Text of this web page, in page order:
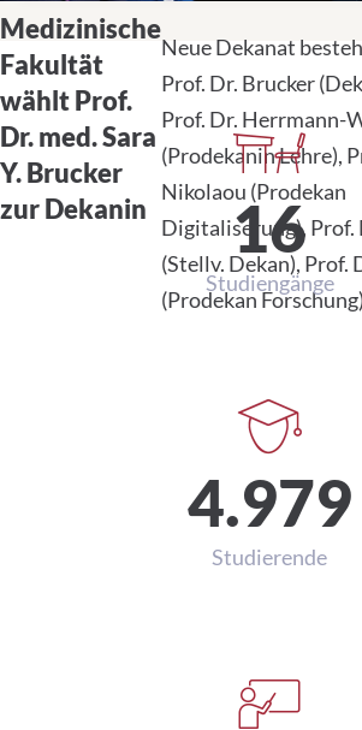
Medizinische
Fakultät
wählt Prof.
Dr. med. Sara
Y. Brucker
zur Dekanin
Neue Dekanat
Prof. Dr. Brucker
Prof. Dr. Herrmann-
(Prodekanin Lehre),
Nikolaou (Prodekan
Digitaliserung), Prof.
(Stellv. Dekan), Prof.
(Prodekan Forschung)
mehr
Daten und Zahlen
16
4.979